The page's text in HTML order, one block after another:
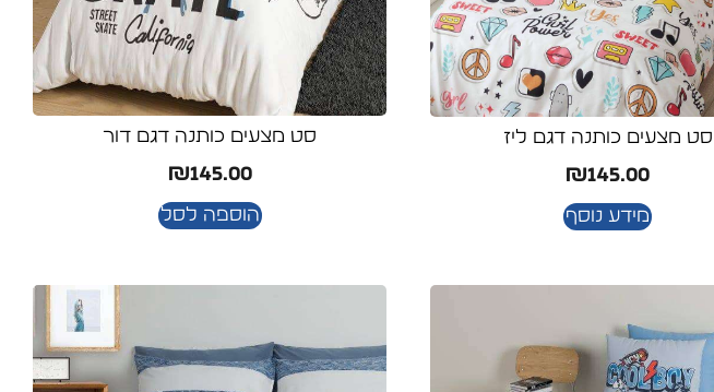
סט מצעים כותנה דגם ליז
₪145.00
מידע נוסף
סט מצעים כותנה דגם דור
₪145.00
הוספה לסל